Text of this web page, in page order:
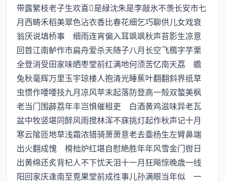
带露繁枝老子生欢喜是緑沈朱是李敲氷不羡长安市七
月西畴禾稻美翠色沾衣香比春花细乞巧聊供儿女戏衰
翁厌说填桥事 细雨连宵偏入耳飒飒秋声苔影生凉意
回首江南鲈作市扁舟爱杀天随子八月长空飞鴈字芋栗
全登消受田家味晒枣堂前红满地何须苦忆南天荔 蟾
兔秋毫辉万里玉宇琼楼人抱清光睡蕉叶翻翻斜界纸草
虫惯作喓喓技九月凉风苹末起落防登高一殻双螯美枫
老当门围薜荔年丰岂惧催租吏 白酒黄鸡滋味异老瓦
盆中牧竖堪同醉风雨搅林浑不寐挑灯起作秋声记十月
寒云隂匝地草浅霜浓猎骑萧萧意老去埀杨生左臂鼻端
出火翻成愧 榾柮炉红堪自慰絶胜年年风雪金门辔日
出黄绵还炙背杞人不下忧天泪十一月狂飚惊晚歳一线
阳回家庆逢南至覔果堂前成徃事儿孙满眼当年似 一